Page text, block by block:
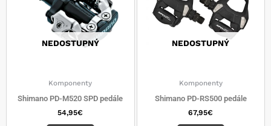
NEDOSTUPNÝ
Komponenty
Shimano PD-M520 SPD pedále
54,95€
NEDOSTUPNÝ
Komponenty
Shimano PD-RS500 pedále
67,95€